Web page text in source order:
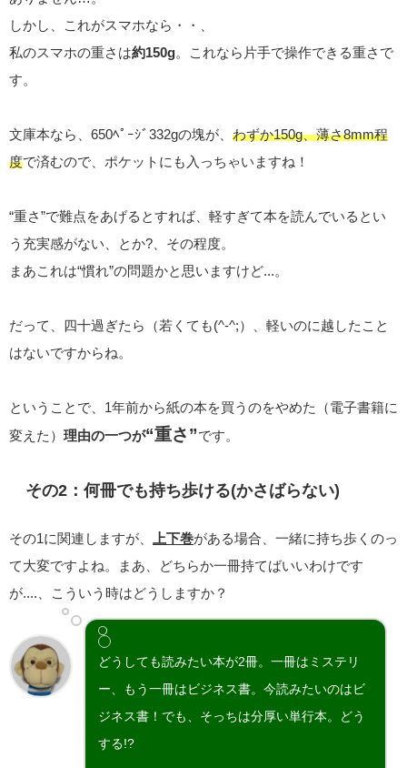
しかし、これがスマホなら・・、
私のスマホの重さは約150g。これなら片手で操作できる重さで
す。
文庫本なら、650ﾍﾟｰｼﾞ332gの塊が、 わずか150g、薄さ8mm程
度で済むので、ポケットにも入っちゃいますね！
“重さ”で難点をあげるとすれば、軽すぎて本を読んでいるとい
う充実感がない、とか?、その程度。
まあこれは“慣れ”の問題かと思いますけど...。
だって、四十過ぎたら（若くても(^-^;）、軽いのに越したこと
はないですからね。
ということで、1年前から紙の本を買うのをやめた（電子書籍に
変えた） 理由の一つが“重さ” です。
その2：何冊でも持ち歩ける(かさばらない)
その1に関連しますが、 上下巻がある場合、一緒に持ち歩くのっ
て大変ですよね。まあ、どちらか一冊持てばいいわけです
が....、こういう時はどうしますか？
どうしても読みたい本が2冊。一冊はミステリ
ー、もう一冊はビジネス書。今読みたいのはビ
ジネス書！でも、そっちは分厚い単行本。どう
する!?